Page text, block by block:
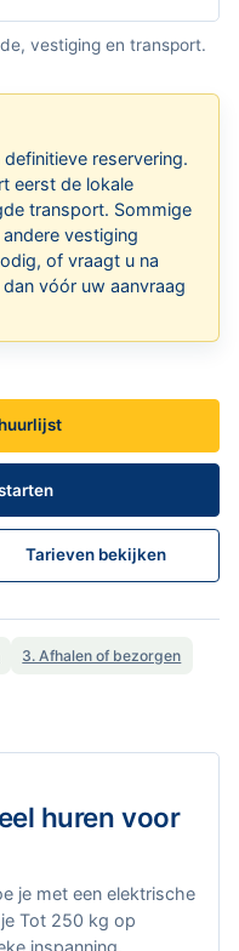
vestiging en transport.
reservering.
eerst de lokale
transport. Sommige
vestiging
of vraagt u na
vóór uw aanvraag
Tarieven bekijken
3. Afhalen of bezorgen
huren voor
je met een elektrische
Tot 250 kg op